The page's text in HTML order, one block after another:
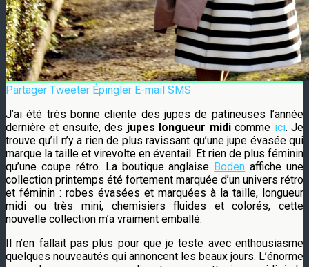
Partager Tweeter Épingler E-mail SMS
J’ai été très bonne cliente des jupes de patineuses l’année
dernière et ensuite, des jupes longueur midicomme ici. Je
trouve qu’il n’y a rien de plus ravissant qu’une jupe évasée qui
marque la taille et virevolte en éventail. Et rien de plus féminin
qu’une coupe rétro. La boutique anglaise Boden affiche une
collection printemps été fortement marquée d’un univers rétro
et féminin : robes évasées et marquées à la taille, longueur
midi ou très mini, chemisiers fluides et colorés, cette
nouvelle collection m’a vraiment emballé.
Il n’en fallait pas plus pour que je teste avec enthousiasme
quelques nouveautés qui annoncent les beaux jours. L’énorme